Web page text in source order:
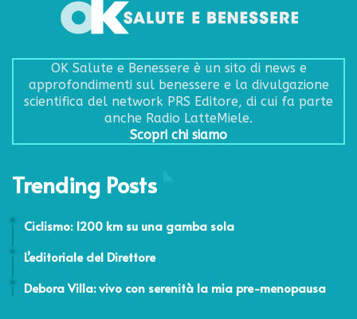
OK Salute e Benessere è un sito di news e
approfondimenti sul benessere e la divulgazione
scientifica del network PRS Editore, di cui fa parte
anche Radio LatteMiele.
Scopri chi siamo
Trending Posts
Ciclismo: 1200 km su una gamba sola
L’editoriale del Direttore
Debora Villa: vivo con serenità la mia pre-menopausa